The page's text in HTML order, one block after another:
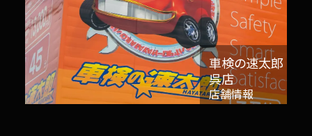
車検の速太郎
呉店
店舗情報